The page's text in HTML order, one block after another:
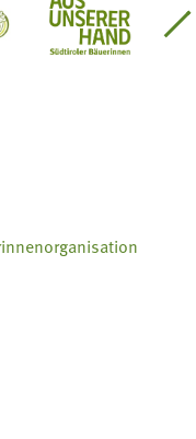
Bäuerinnen lernen -
für die
Aus unserer